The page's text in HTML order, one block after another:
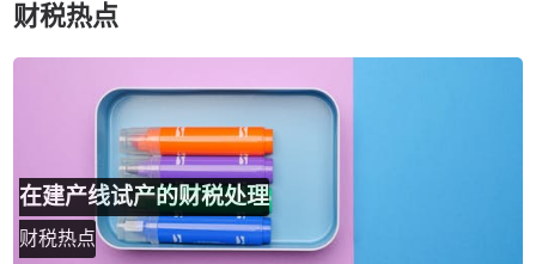
财税热点
在建产线试产的财税处理
财税热点